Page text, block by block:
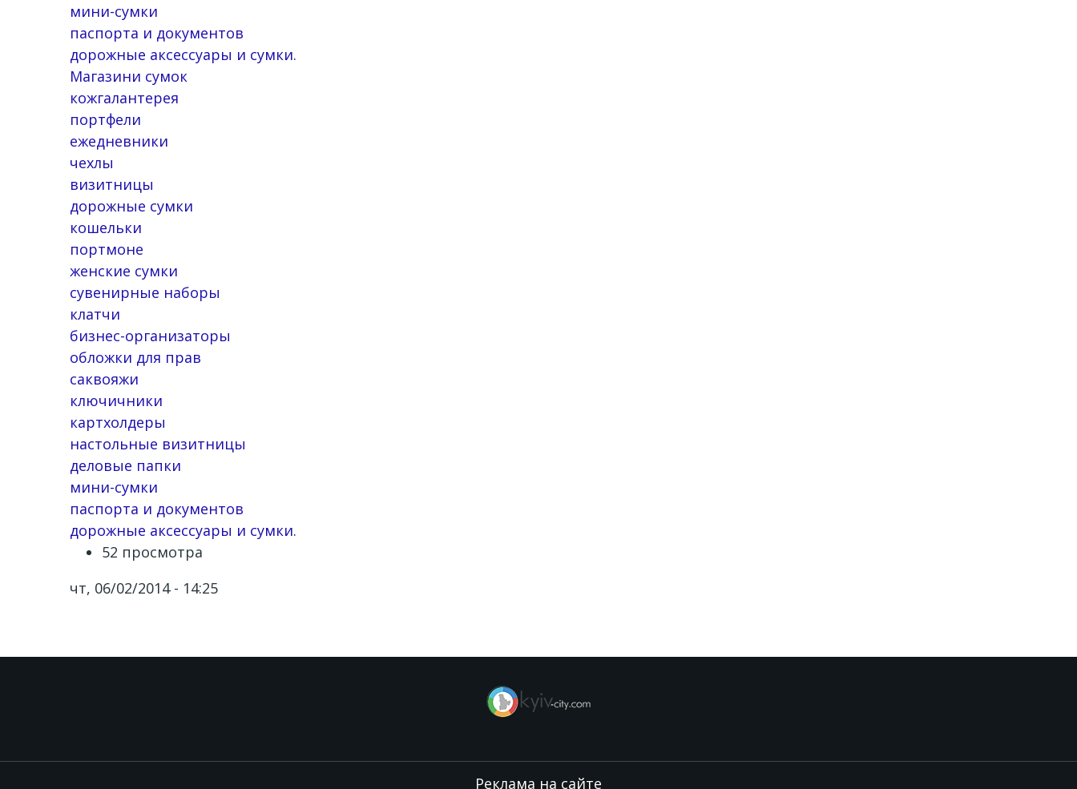
мини-сумки
паспорта и документов
дорожные аксессуары и сумки.
Магазини сумок
кожгалантерея
портфели
ежедневники
чехлы
визитницы
дорожные сумки
кошельки
портмоне
женские сумки
сувенирные наборы
клатчи
бизнес-организаторы
обложки для прав
саквояжи
ключичники
картхолдеры
настольные визитницы
деловые папки
мини-сумки
паспорта и документов
дорожные аксессуары и сумки.
52 просмотра
чт, 06/02/2014 - 14:25
Реклама на сайте